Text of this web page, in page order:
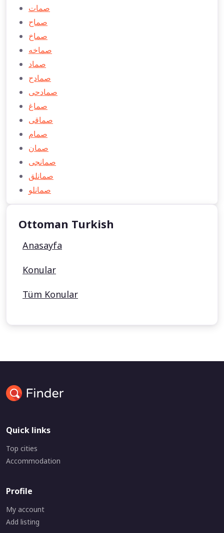
صمات
صماح
صماخ
صماخه
صماد
صمادح
صمادحی
صماغ
صماقی
صمام
صمان
صمانجی
صمانلق
صمانلو
Ottoman Turkish
Anasayfa
Konular
Tüm Konular
Quick links
Top cities
Accommodation
Profile
My account
Add listing